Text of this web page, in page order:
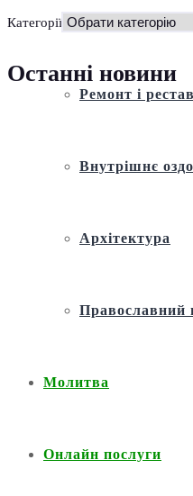
Історія
Ремонт і
Внутрішнє
Архітектура
Православний
Молитва
Онлайн послуги
Категорії
Останні новини